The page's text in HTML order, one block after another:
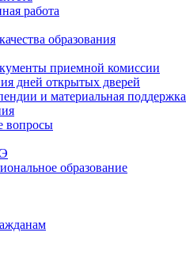
работа
образования
приемной комиссии
дней открытых дверей
и материальная поддержка
вопросы
образование